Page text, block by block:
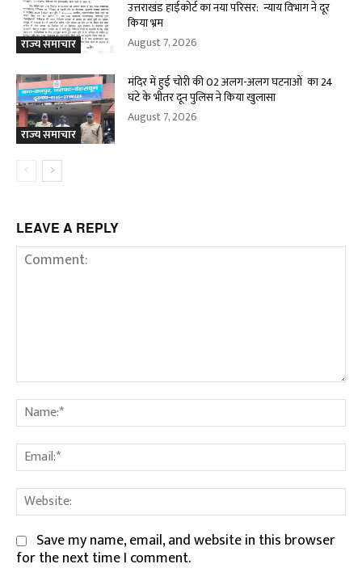
राज्य समाचार
उत्तराखंड हाईकोर्ट का नया परिसर: न्याय विभाग ने दूर
किया भ्रम
August 7, 2026
राज्य समाचार
मंदिर में हुई चोरी की 02 अलग-अलग घटनाओं का 24
घंटे के भीतर दून पुलिस ने किया खुलासा
August 7, 2026
LEAVE A REPLY
Comment:
Save my name, email, and website in this browser
for the next time I comment.